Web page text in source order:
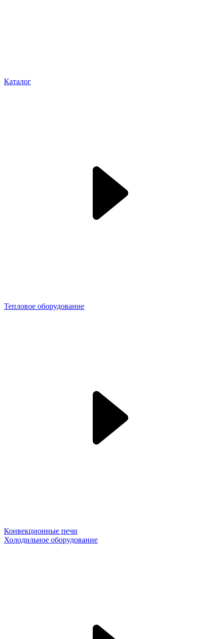
Каталог
Тепловое оборудование
Конвекционные печи
Холодильное оборудование